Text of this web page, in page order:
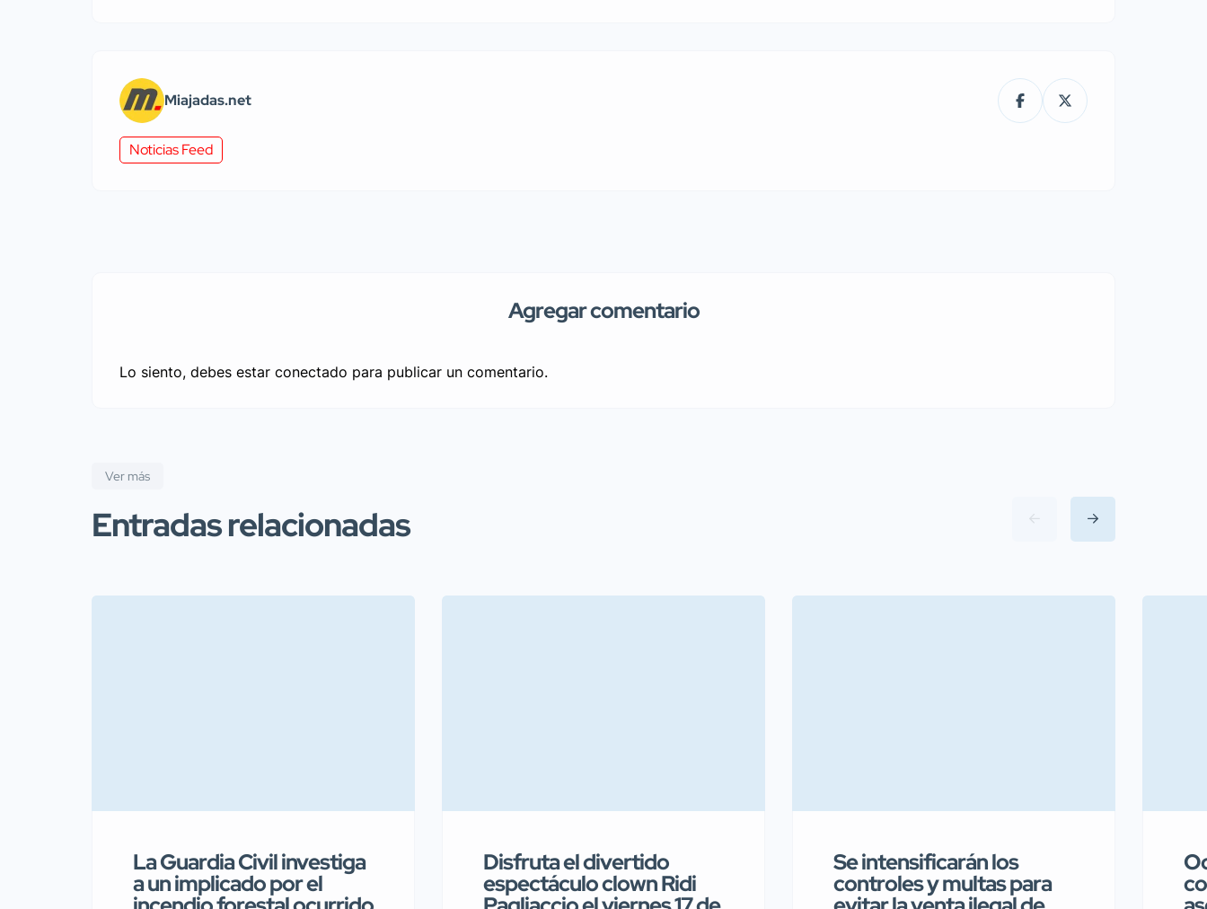
Miajadas.net
Noticias Feed
Agregar comentario
Lo siento, debes estar conectado para publicar un comentario.
Ver más
Entradas relacionadas
La Guardia Civil investiga
a un implicado por el
Disfruta el divertido
espectáculo clown Ridi
Se intensificarán los
controles y multas para